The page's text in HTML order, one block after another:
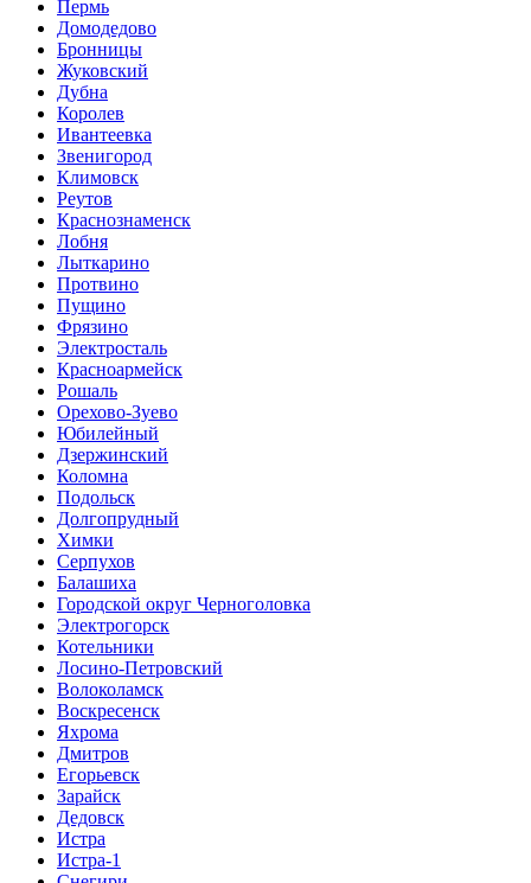
Пермь
Домодедово
Бронницы
Жуковский
Дубна
Королев
Ивантеевка
Звенигород
Климовск
Реутов
Краснознаменск
Лобня
Лыткарино
Протвино
Пущино
Фрязино
Электросталь
Красноармейск
Рошаль
Орехово-Зуево
Юбилейный
Дзержинский
Коломна
Подольск
Долгопрудный
Химки
Серпухов
Балашиха
Городской округ Черноголовка
Электрогорск
Котельники
Лосино-Петровский
Волоколамск
Воскресенск
Яхрома
Дмитров
Егорьевск
Зарайск
Дедовск
Истра
Истра-1